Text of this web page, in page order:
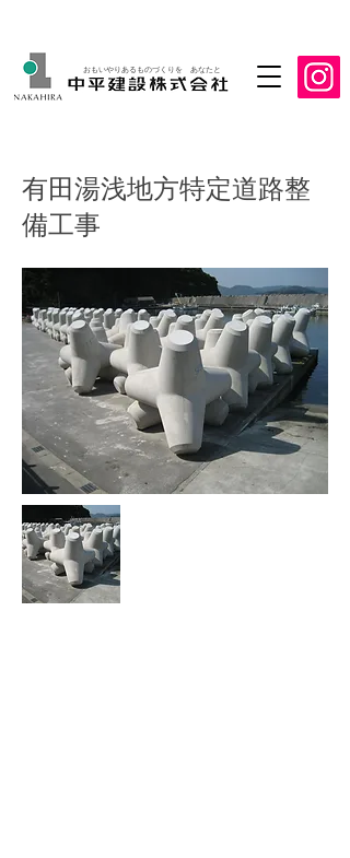
おもいやりあるものづくりを あなたと
有田湯浅地方特定道路整
備工事